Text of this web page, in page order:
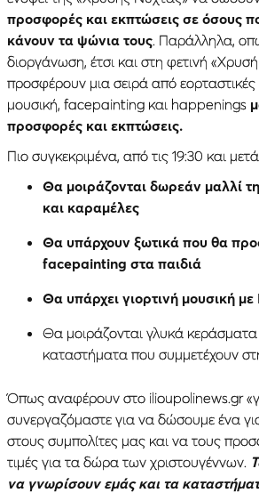
προσφορές και εκπτώσεις σε όσους
κάνουν τα ψώνια τους. Παράλληλα,
διοργάνωση, έτσι και στη φετινή
προσφέρουν μια σειρά από
μουσική, facepainting και happenings
προσφορές και εκπτώσεις.
Πιο συγκεκριμένα, από τις 19:30 και
Θα μοιράζονται δωρεάν μαλλί
και καραμέλες
Θα υπάρχουν ξωτικά που θα
facepainting στα παιδιά
Θα υπάρχει γιορτινή μουσική με
Θα μοιράζονται γλυκά κεράσματα
καταστήματα που συμμετέχουν
Όπως αναφέρουν στο ilioupolinews.gr
συνεργαζόμαστε για να δώσουμε ένα
στους συμπολίτες μας και να τους
τιμές για τα δώρα των χριστουγέννων.
να γνωρίσουν εμάς και τα